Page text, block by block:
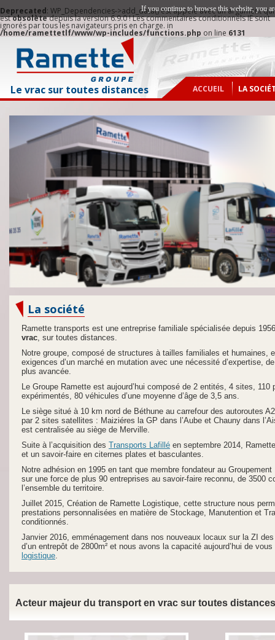
Deprecated: WP_Dependencies->add_data() est appelé avec un argument qui
estobsolètedepuis la version 6.9.0 ! Les commentaires conditionnels IE sont
ignorés par tous les navigateurs pris en charge. in
/home/ramettetlf/www/wp-includes/functions.php on line 6131
Le vrac sur toutes distances ACCUEIL
LA
La société
Ramette transports est une entreprise familiale spécialisée depuis
vrac , sur toutes distances.
Notre groupe, composé de structures à tailles familiales et humaines,
exigences d’un marché en mutation avec une nécessité d’expertise,
plus avancée.
Le Groupe Ramette est aujourd’hui composé de 2 entités, 4 sites,
expérimentés, 80 véhicules d’une moyenne d’âge de 3,5 ans.
Le siège situé à 10 km nord de Béthune au carrefour des autoroutes
par 2 sites satellites : Maiziéres la GP dans l’Aube et Chauny dans
est centralisée au siège de Merville.
Suite à l’acquisition des Transports Lafillé en septembre 2014,
et un savoir-faire en citernes plates et basculantes.
Notre adhésion en 1995 en tant que membre fondateur au
sur une force de plus 90 entreprises au savoir-faire reconnu, de 3500
l’ensemble du territoire.
Juillet 2015, Création de Ramette Logistique, cette structure nous
prestations personnalisées en matière de Stockage, Manutention et
conditionnés.
Janvier 2016, emménagement dans nos nouveaux locaux sur la ZI
d’un entrepôt de 2800m² et nous avons la capacité aujourd’hui de
logistique
Acteur majeur du transport en vrac sur toutes
If you continue to browse this website, you